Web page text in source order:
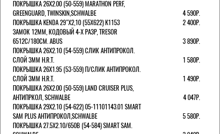
ПОКРЫШКА 26X2.00 (50-559) MARATHON PERF,
GREENGUARD, TWINSKIN,SCHWALBE
4 590Р.
ПОКРЫШКА KENDA 29"Х2,10 (55X622) K1153
2 400Р.
ЗАМОК 12ММ, КОДОВЫЙ 4-Х РАЗР, TRESOR
6512C/180СМ. ABUS
3 890Р.
ПОКРЫШКА 26X2.10 (54-559) СЛИК АНТИПРОКОЛ.
СЛОЙ 3ММ H.R.T.
1 580Р.
ПОКРЫШКА 26X1.95 (53-559) П/СЛИК АНТИПРОКОЛ.
СЛОЙ 3ММ H.R.T.
1 490Р.
ПОКРЫШКА 26X2.00 (50-559) LAND CRUISER PLUS,
АНТИПРКОЛ, SCHWALBE
4 047Р.
ПОКРЫШКА 29X2.10 (54-622) 05-11101143.01 SMART
SAM PLUS АНТИПРОКОЛ,SCHWALBE
5 580Р.
ПОКРЫШКА 27.5X2.10/650B (54-584) SMART SAM.